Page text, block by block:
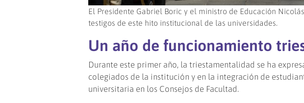
El Presidente Gabriel Boric y el ministro de Educación
testigos de este hito institucional de las universidades.
Un año de funcionamiento
Durante este primer año, la triestamentalidad se ha
colegiados de la institución y en la integración de
universitaria en los Consejos de Facultad.